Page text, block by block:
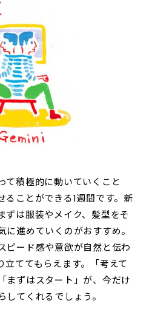
て積極的に動いていくこと
ることができる1週間です。新
ずは服装やメイク、髪型をそ
進めていくのがおすすめ。
ピード感や意欲が自然と伝わ
立ててもらえます。「考えて
まずはスタート」が、今だけ
てくれるでしょう。